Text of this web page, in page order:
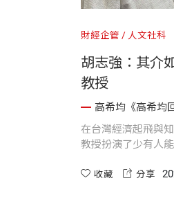
財經企管 人文社科
胡志強：其介
教授
高希均《高希均
在台灣經濟起飛與
教授扮演了少有人
則、不求名利，卻
收藏 分享